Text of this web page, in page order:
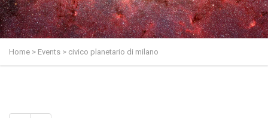
Home > Events > civico planetario di milano